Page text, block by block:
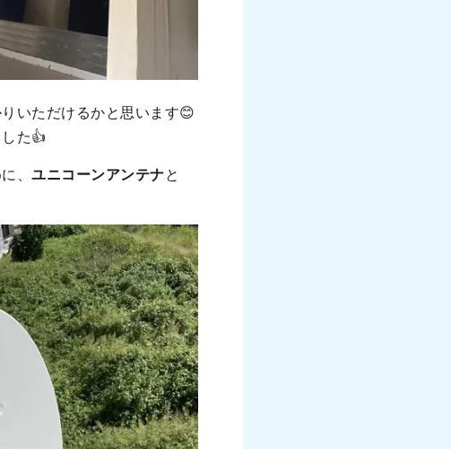
いただけるかと思います😊
た👍
、 ユニコーンアンテナと